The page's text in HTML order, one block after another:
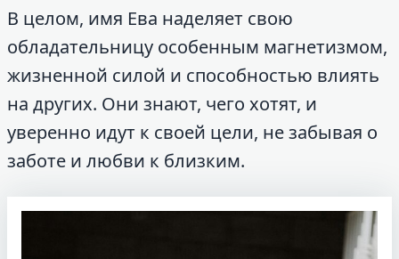
В целом, имя Ева наделяет свою
обладательницу особенным магнетизмом,
жизненной силой и способностью влиять
на других. Они знают, чего хотят, и
уверенно идут к своей цели, не забывая о
заботе и любви к близким.